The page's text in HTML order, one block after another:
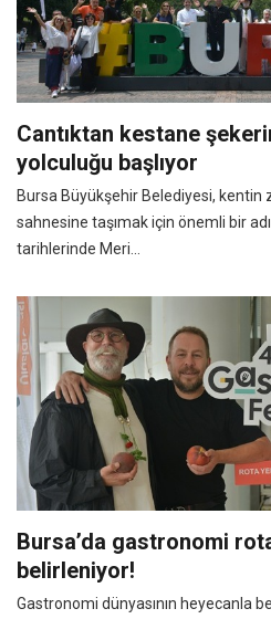
Cantıktan kestane
yolculuğu başlıyor
Bursa Büyükşehir Belediyesi, kentin
sahnesine taşımak için önemli bir
tarihlerinde Meri...
Bursa’da gastronomi
belirleniyor!
Gastronomi dünyasının heyecanla